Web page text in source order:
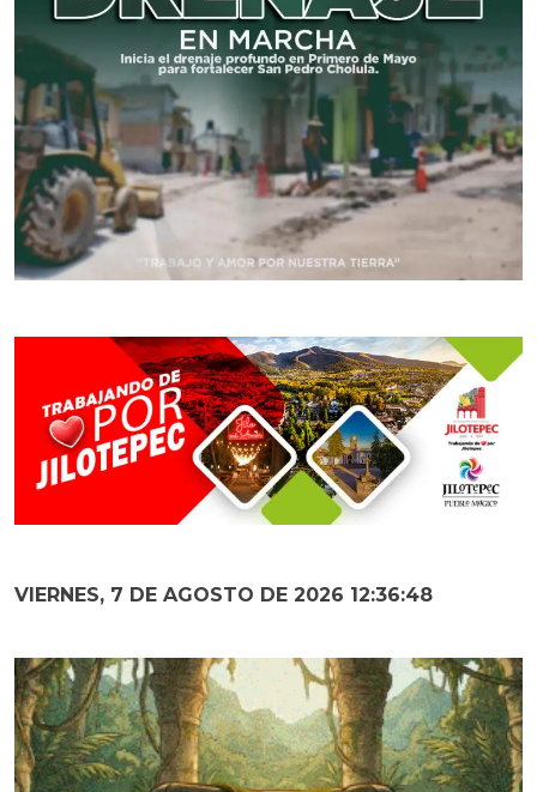
VIERNES, 7 DE AGOSTO DE 2026 12:36:49